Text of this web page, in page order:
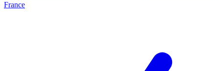
France